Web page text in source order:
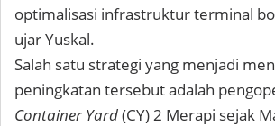
optimalisasi infrastruktur terminal
ujar Yuskal.
Salah satu strategi yang menjadi
peningkatan tersebut adalah
Container Yard(CY) 2 Merapi sejak